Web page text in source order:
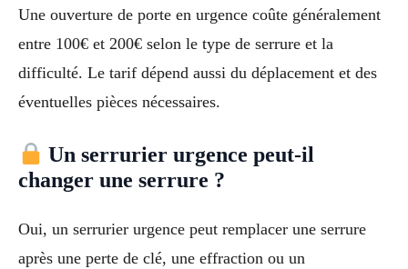
Une ouverture de porte en urgence coûte généralement
entre 100€ et 200€ selon le type de serrure et la
difficulté. Le tarif dépend aussi du déplacement et des
éventuelles pièces nécessaires.
Un serrurier urgence peut-il
changer une serrure ?
Oui, un serrurier urgence peut remplacer une serrure
après une perte de clé, une effraction ou un